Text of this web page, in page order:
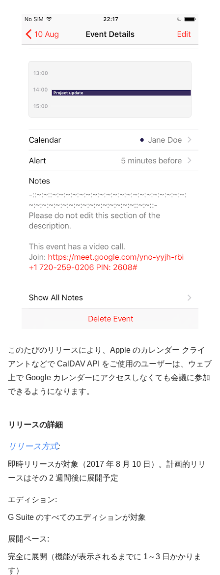
このたびのリリースにより、Apple のカレンダー クライ
アントなどで CalDAV API をご使用のユーザーは、ウェブ
上で Google カレンダーにアクセスしなくても会議に参加
できるようになります。
リリースの詳細
リリース方式:
即時リリースが対象（2017 年 8 月 10 日）。計画的リリ
ースはその 2 週間後に展開予定
エディション:
G Suite のすべてのエディションが対象
展開ペース:
完全に展開（機能が表示されるまでに 1～3 日かかりま
す）